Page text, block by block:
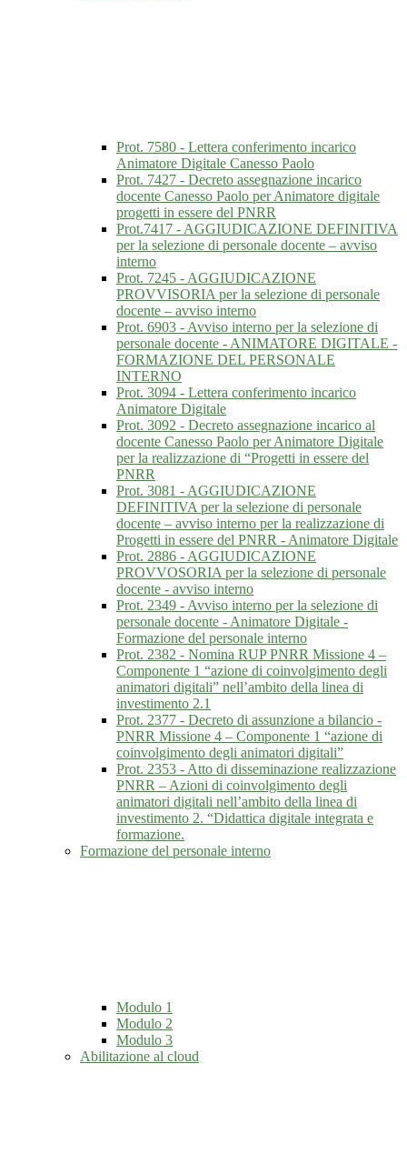
Prot. 7580 - Lettera conferimento incarico
Animatore Digitale Canesso Paolo
Prot. 7427 - Decreto assegnazione incarico
docente Canesso Paolo per Animatore digitale
progetti in essere del PNRR
Prot.7417 - AGGIUDICAZIONE DEFINITIVA
per la selezione di personale docente – avviso
interno
Prot. 7245 - AGGIUDICAZIONE
PROVVISORIA per la selezione di personale
docente – avviso interno
Prot. 6903 - Avviso interno per la selezione di
personale docente - ANIMATORE DIGITALE -
FORMAZIONE DEL PERSONALE
INTERNO
Prot. 3094 - Lettera conferimento incarico
Animatore Digitale
Prot. 3092 - Decreto assegnazione incarico al
docente Canesso Paolo per Animatore Digitale
per la realizzazione di “Progetti in essere del
PNRR
Prot. 3081 - AGGIUDICAZIONE
DEFINITIVA per la selezione di personale
docente – avviso interno per la realizzazione di
Progetti in essere del PNRR - Animatore Digitale
Prot. 2886 - AGGIUDICAZIONE
PROVVOSORIA per la selezione di personale
docente - avviso interno
Prot. 2349 - Avviso interno per la selezione di
personale docente - Animatore Digitale -
Formazione del personale interno
Prot. 2382 - Nomina RUP PNRR Missione 4 –
Componente 1 “azione di coinvolgimento degli
animatori digitali” nell’ambito della linea di
investimento 2.1
Prot. 2377 - Decreto di assunzione a bilancio -
PNRR Missione 4 – Componente 1 “azione di
coinvolgimento degli animatori digitali”
Prot. 2353 - Atto di disseminazione realizzazione
PNRR – Azioni di coinvolgimento degli
animatori digitali nell’ambito della linea di
investimento 2. “Didattica digitale integrata e
formazione.
Formazione del personale interno
Modulo 1
Modulo 2
Modulo 3
Abilitazione al cloud